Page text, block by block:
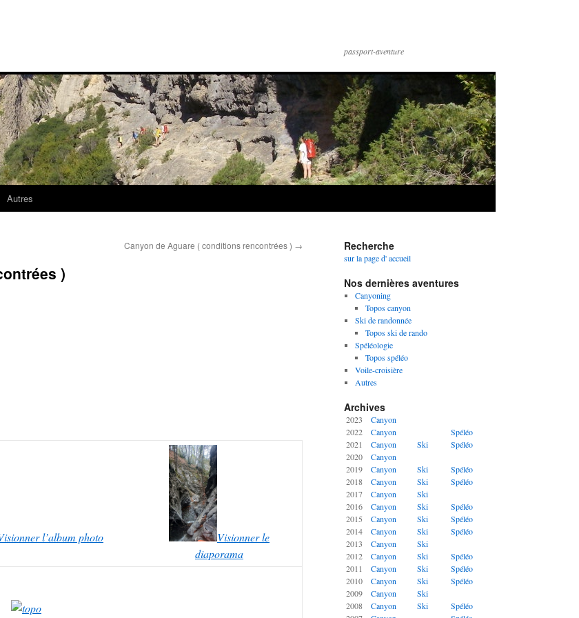
passport-aventure
Autres
Canyon de Aguare ( conditions rencontrées ) →
)
l’album photo
Visionner le
diaporama
Recherche
sur la page d' accueil
Nos dernières aventures
Canyoning
Topos canyon
Ski de randonnée
Topos ski de rando
Spéléologie
Topos spéléo
Voile-croisière
Autres
Archives
2023
Canyon
2022
Canyon
Spéléo
2021
Canyon Ski
Spéléo
2020
Canyon
2019
Canyon Ski
Spéléo
2018
Canyon Ski
Spéléo
2017
Canyon
Ski
2016
Canyon Ski
Spéléo
2015
Canyon Ski
Spéléo
2014
Canyon Ski
Spéléo
2013
Canyon
Ski
2012
Canyon Ski
Spéléo
2011
Canyon Ski
Spéléo
2010
Canyon Ski
Spéléo
2009
Canyon
Ski
2008
Canyon Ski
Spéléo